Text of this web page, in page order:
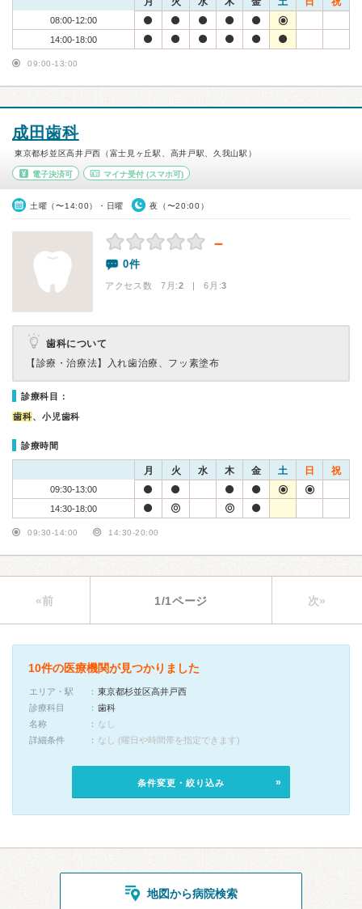
08:00-12:00
14:00-18:00
09:00-13:00
成田歯科
東京都杉並区高井戸西（富士見ヶ丘駅、高井戸駅、久我山駅）
電子決済可 マイナ受付(スマホ可)
土曜（〜14:00）・日曜 夜（〜20:00）
－
0件
アクセス数 7月:2 | 6月:3
歯科について
【診療・治療法】
入れ歯治療、フッ素塗布
診療科目：
歯科、小児歯科
診療時間
月 火 水 木 金 土 日 祝
09:30-13:00
14:30-18:00
09:30-14:00 14:30-20:00
«前 1/1ページ 次»
10件の医療機関が見つかりました
エリア・駅
東京都杉並区高井戸西
診療科目
歯科
名称
なし
詳細条件
なし (曜日や時間帯を指定できます)
条件変更・絞り込み
地図から病院検索